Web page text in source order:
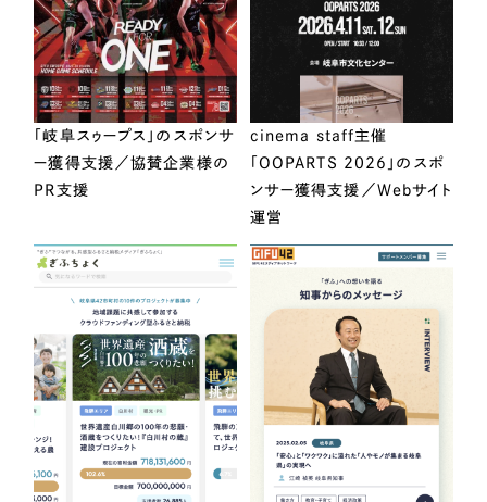
「岐阜スゥープス」のスポンサ
ー獲得支援／協賛企業様の
PR支援
cinema staff主催
「OOPARTS 2026」のスポ
ンサー獲得支援／Webサイト
運営